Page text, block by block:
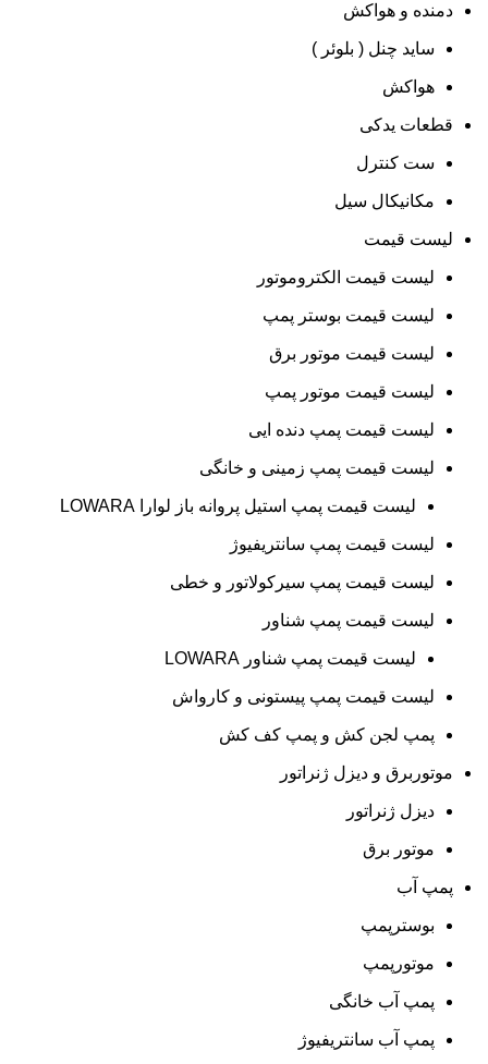
دمنده و هواکش
ساید چنل ( بلوئر )
هواکش
قطعات یدکی
ست کنترل
مکانیکال سیل
لیست قیمت
لیست قیمت الکتروموتور
لیست قیمت بوستر پمپ
لیست قیمت موتور برق
لیست قیمت موتور پمپ
لیست قیمت پمپ دنده ایی
لیست قیمت پمپ زمینی و خانگی
ليست قيمت پمپ استيل پروانه باز لوارا LOWARA
لیست قیمت پمپ سانتریفیوژ
لیست قیمت پمپ سیرکولاتور و خطی
لیست قیمت پمپ شناور
لیست قیمت پمپ شناور LOWARA
لیست قیمت پمپ پیستونی و کارواش
پمپ لجن کش و پمپ کف کش
موتوربرق و دیزل ژنراتور
دیزل ژنراتور
موتور برق
پمپ آب
بوسترپمپ
موتورپمپ
پمپ آب خانگی
پمپ آب سانتریفیوژ